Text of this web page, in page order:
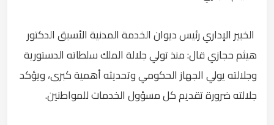
الخبير الإداري رئيس ديوان الخدمة المدنية الأسبق الدكتور
هيثم حجازي قال: منذ تولي جلالة الملك سلطاته الدستورية
وجلالته يولي الجهاز الحكومي وتحديثه أهمية كبرى، ويؤكد
جلالته ضرورة تقديم كل مسؤول الخدمات للمواطنين.